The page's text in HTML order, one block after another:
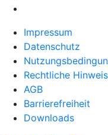
Impressum
Datenschutz
Rechtliche
AGB
Barrierefreiheit
Downloads